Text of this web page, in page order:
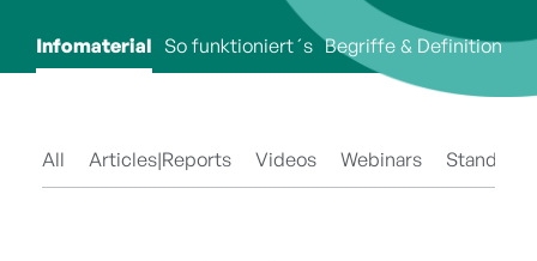
Infomaterial So funktioniert´s Begriffe & Definitionen
All Articles|Reports Videos Webinars Standards